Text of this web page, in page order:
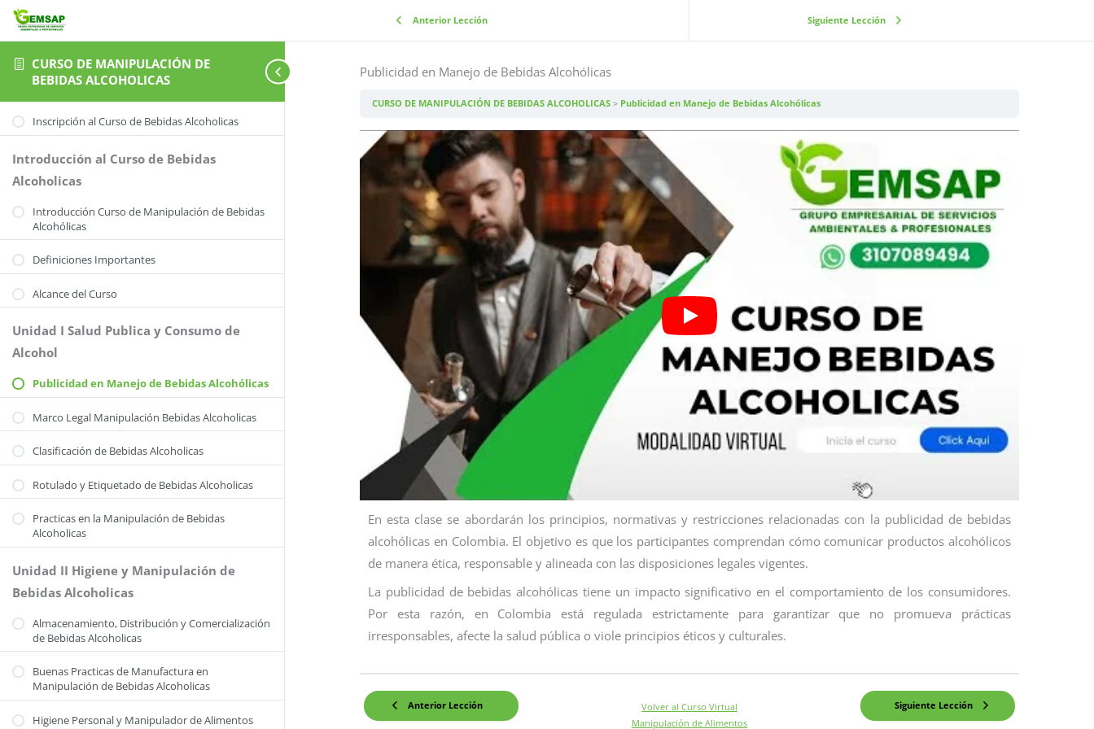
CURSO DE MANIPULACIÓN DE
BEBIDAS ALCOHOLICAS
Inscripción al Curso de Bebidas Alcoholicas
Introducción al Curso de Bebidas
Alcoholicas
Introducción Curso de Manipulación de Bebidas
Alcohólicas
Definiciones Importantes
Alcance del Curso
Unidad I Salud Publica y Consumo de
Alcohol
Publicidad en Manejo de Bebidas Alcohólicas
Marco Legal Manipulación Bebidas Alcoholicas
Clasificación de Bebidas Alcoholicas
Rotulado y Etiquetado de Bebidas Alcoholicas
Practicas en la Manipulación de Bebidas
Alcoholicas
Unidad II Higiene y Manipulación de
Bebidas Alcoholicas
Almacenamiento, Distribución y Comercialización
de Bebidas Alcoholicas
Buenas Practicas de Manufactura en
Manipulación de Bebidas Alcoholicas
Higiene Personal y Manipulador de Alimentos
Anterior Lección Siguiente Lección
Publicidad en Manejo de Bebidas Alcohólicas
CURSO DE MANIPULACIÓN DE BEBIDAS ALCOHOLICAS Publicidad en Manejo de Bebidas Alcohólicas
En esta clase se abordarán los principios, normativas y restricciones relacionadas con la publicidad de bebidas
alcohólicas en Colombia. El objetivo es que los participantes comprendan cómo comunicar productos alcohólicos
de manera ética, responsable y alineada con las disposiciones legales vigentes.
La publicidad de bebidas alcohólicas tiene un impacto significativo en el comportamiento de los consumidores.
Por esta razón, en Colombia está regulada estrictamente para garantizar que no promueva prácticas
irresponsables, afecte la salud pública o viole principios éticos y culturales.
Anterior Lección
Volver al Curso Virtual
Manipulación de Alimentos
Siguiente Lección